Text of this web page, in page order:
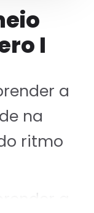
I
a
na
ritmo
a